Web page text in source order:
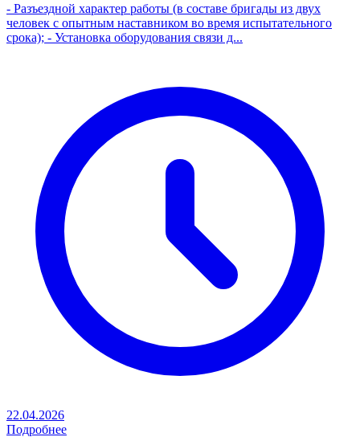
- Разъездной характер работы (в составе бригады из двух
человек с опытным наставником во время испытательного
срока); - Установка оборудования связи д...
22.04.2026
Подробнее